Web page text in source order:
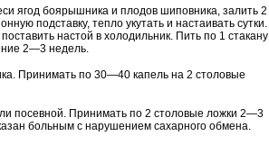
ягод боярышника и плодов шиповника, залить 2
подставку, тепло укутать и настаивать сутки.
настой в холодильник. Пить по 1 стакану
2—3 недель.
Принимать по 30—40 капель на 2 столовые
посевной. Принимать по 2 столовые ложки 2—3
больным с нарушением сахарного обмена.